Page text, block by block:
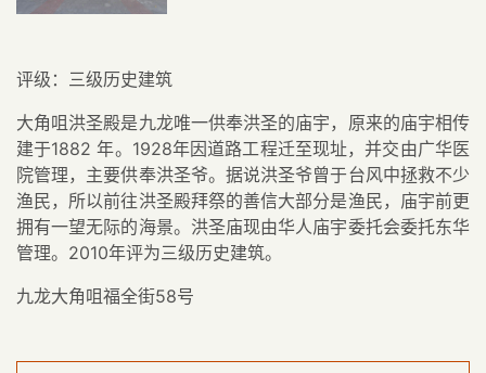
评级：三级历史建筑
大角咀洪圣殿是九龙唯一供奉洪圣的庙宇，原来的庙宇相传
建于1882 年。1928年因道路工程迁至现址，并交由广华医
院管理，主要供奉洪圣爷。据说洪圣爷曾于台风中拯救不少
渔民，所以前往洪圣殿拜祭的善信大部分是渔民，庙宇前更
拥有一望无际的海景。洪圣庙现由华人庙宇委托会委托东华
管理。2010年评为三级历史建筑。
九龙大角咀福全街58号